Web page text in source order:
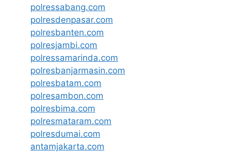
polressabang.com
polresdenpasar.com
polresbanten.com
polresjambi.com
polressamarinda.com
polresbanjarmasin.com
polresbatam.com
polresambon.com
polresbima.com
polresmataram.com
polresdumai.com
antamjakarta.com